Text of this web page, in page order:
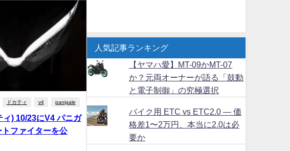
ドカティ v4 panigale
ィ) 10/23にV4 パニガ
ファイターを公
人気記事ランキング
【ヤマハ愛】MT-09かMT-07
か？元両オーナーが語る「鼓動
と電子制御」の究極選択
バイク用 ETC vs ETC2.0 ― 価
格差1〜2万円、本当に2.0は必
要か